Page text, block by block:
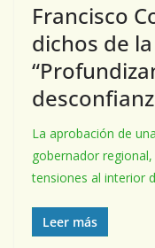
Francisco
dichos de
La aprobación de
gobernador regional,
tensiones al interior
Leer más